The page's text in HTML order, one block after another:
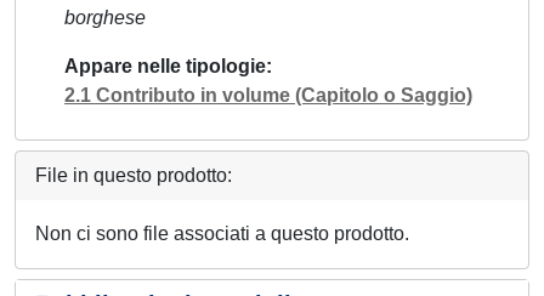
borghese
Appare nelle tipologie
2.1 Contributo in volume (Capitolo o Saggio)
File in questo prodotto:
Non ci sono file associati a questo prodotto.